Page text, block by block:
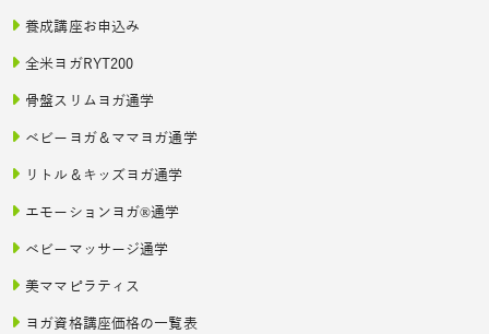
養成講座お申込み
全米ヨガRYT200
骨盤スリムヨガ通学
ベビーヨガ＆ママヨガ通学
リトル＆キッズヨガ通学
エモーションヨガ®通学
ベビーマッサージ通学
美ママピラティス
ヨガ資格講座価格の一覧表